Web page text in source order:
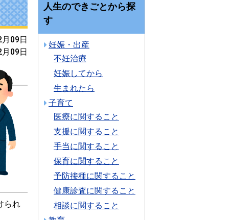
09日
09日
られ
人生のできごとから探
す
妊娠・出産
不妊治療
妊娠してから
生まれたら
子育て
医療に関すること
支援に関すること
手当に関すること
保育に関すること
予防接種に関すること
健康診査に関すること
相談に関すること